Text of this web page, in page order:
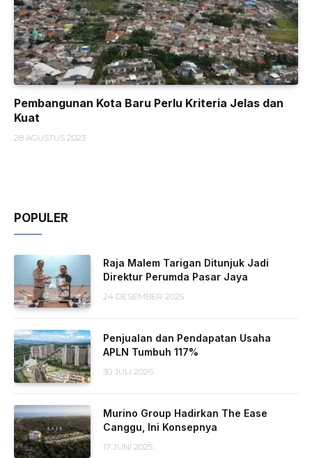
Pembangunan Kota Baru Perlu Kriteria Jelas dan
Kuat
28 AGUSTUS 2023
POPULER
Raja Malem Tarigan Ditunjuk Jadi
Direktur Perumda Pasar Jaya
24 DESEMBER 2025
Penjualan dan Pendapatan Usaha
APLN Tumbuh 117%
30 JULI 2026
Murino Group Hadirkan The Ease
Canggu, Ini Konsepnya
17 JUNI 2025